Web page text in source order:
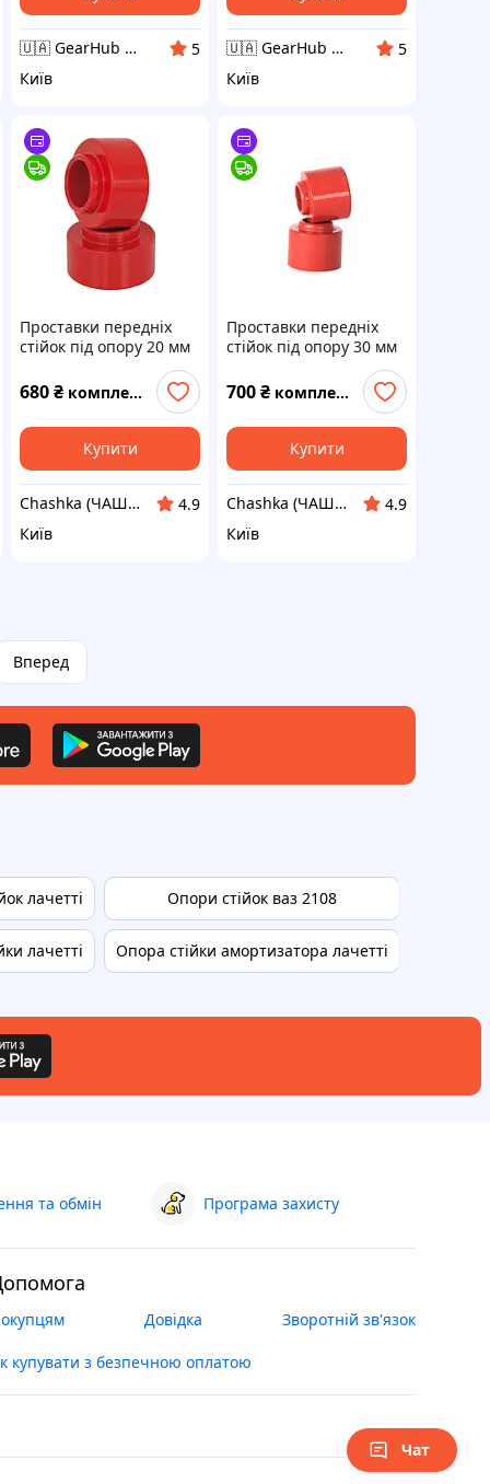
🇺🇦 GearHub 🇺🇦
5
Київ
🇺🇦 GearHub 🇺🇦
5
Київ
Проставки передніх
стійок під опору 20 мм
680₴ комплект
Купити
Chashka (ЧАШКА)
4.9
Київ
Проставки передніх
стійок під опору 30 мм
700₴ комплект
Купити
Chashka (ЧАШКА)
4.9
Київ
Вперед
лачетті
лачетті
Опори стійок ваз 2108
Опора стійки амортизатора лачетті
та обмін Програма захисту
Довідка Зворотній зв'язок
купувати з безпечною оплатою
Чат